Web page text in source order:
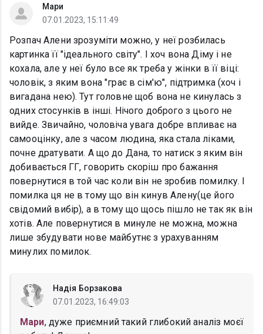
Мари
07.01.2023, 15:11:49
Розпач Алени зрозуміти можно, у неї розбилась
картинка її "ідеального світу". І хоч вона Діму і не
кохала, але у неї було все як треба у жінки в її віці:
чоловік, з яким вона "грає в сім'ю", підтримка (хоч і
вигадана нею). Тут головне щоб вона не кинулась з
одних стосунків в інші. Нічого доброго з цього не
вийде. Звичайно, чоловіча увага добре впливає на
самооцінку, але з часом людина, яка стала ліками,
почне дратувати. А що до Дана, то натиск з яким він
добивається ГГ, говорить скоріш про бажання
повернутися в той час коли він не зробив помилку. І
помилка ця не в тому що він кинув Алену(це його
свідомий вибір), а в тому що щось пішло не так як він
хотів. Але повернутися в минуле не можна, можна
лише збудувати нове майбутнє з урахуванням
минулих помилок.
Надія Борзакова
07.01.2023, 16:49:03
Мари, дуже приємний такий глибокий аналіз моєї